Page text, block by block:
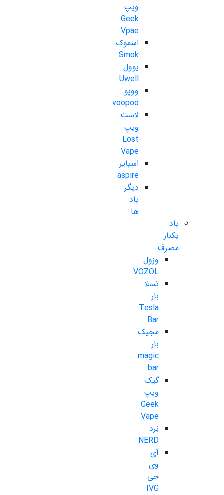
ویپ
Geek
Vpae
اسموک
Smok
یوول
Uwell
ووپو
voopoo
لاست
ویپ
Lost
Vape
اسپایر
aspire
دیگر
پاد
ها
پاد
یکبار
مصرف
وزول
VOZOL
تسلا
بار
Tesla
Bar
مجیک
بار
magic
bar
گیک
ویپ
Geek
Vape
نِرد
NERD
آی
وی
جی
IVG